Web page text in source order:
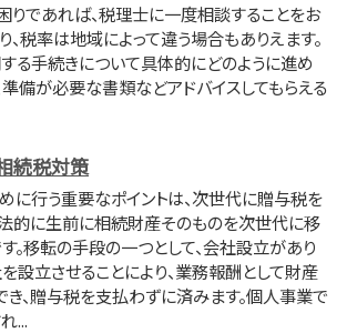
りであれば、税理士に一度相談することをお
、税率は地域によって違う場合もありえます。
る手続きについて具体的にどのように進め
備が必要な書類などアドバイスしてもらえる
続税対策
に行う重要なポイントは、次世代に贈与税を
法的に生前に相続財産そのものを次世代に移
。移転の手段の一つとして、会社設立があり
設立させることにより、業務報酬として財産
き、贈与税を支払わずに済みます。個人事業で
...